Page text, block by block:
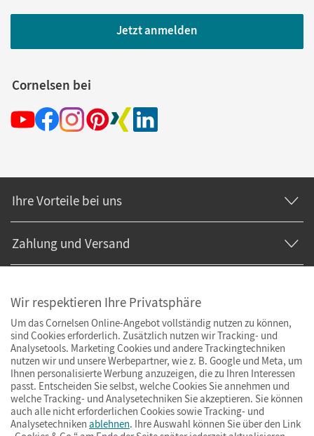
Jetzt anmelden
Cornelsen bei
Ihre Vorteile bei uns
Zahlung und Versand
Wir respektieren Ihre Privatsphäre
Um das Cornelsen Online-Angebot vollständig nutzen zu können,
sind Cookies erforderlich. Zusätzlich nutzen wir Tracking- und
Analysetools. Marketing Cookies und andere Trackingtechniken
nutzen wir und unsere Werbepartner, wie z. B. Google und Meta, um
Ihnen personalisierte Werbung anzuzeigen, die zu Ihren Interessen
passt. Entscheiden Sie selbst, welche Cookies Sie annehmen und
welche Tracking- und Analysetechniken Sie akzeptieren. Sie können
auch alle nicht erforderlichen Cookies sowie Tracking- und
Analysetechniken ablehnen. Ihre Auswahl können Sie über den Link